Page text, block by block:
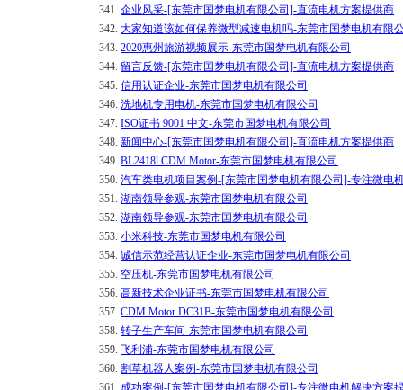
341. 企业风采-[东莞市国梦电机有限公司]-直流电机方案提供商
342. 大家知道该如何保养微型减速电机吗-东莞市国梦电机有限
343. 2020惠州旅游视频展示-东莞市国梦电机有限公司
344. 留言反馈-[东莞市国梦电机有限公司]-直流电机方案提供商
345. 信用认证企业-东莞市国梦电机有限公司
346. 洗地机专用电机-东莞市国梦电机有限公司
347. ISO证书 9001 中文-东莞市国梦电机有限公司
348. 新闻中心-[东莞市国梦电机有限公司]-直流电机方案提供商
349. BL2418l CDM Motor-东莞市国梦电机有限公司
350. 汽车类电机项目案例-[东莞市国梦电机有限公司]-专注微电
351. 湖南领导参观-东莞市国梦电机有限公司
352. 湖南领导参观-东莞市国梦电机有限公司
353. 小米科技-东莞市国梦电机有限公司
354. 诚信示范经营认证企业-东莞市国梦电机有限公司
355. 空压机-东莞市国梦电机有限公司
356. 高新技术企业证书-东莞市国梦电机有限公司
357. CDM Motor DC31B-东莞市国梦电机有限公司
358. 转子生产车间-东莞市国梦电机有限公司
359. 飞利浦-东莞市国梦电机有限公司
360. 割草机器人案例-东莞市国梦电机有限公司
361. 成功案例-[东莞市国梦电机有限公司]-专注微电机解决方案